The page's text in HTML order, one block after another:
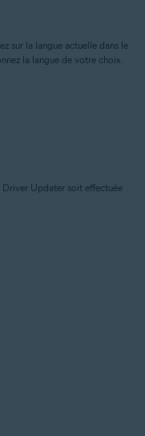
sur la langue actuelle dans le
la langue de votre choix.
Driver Updater soit effectuée